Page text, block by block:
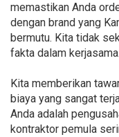
memastikan Anda
dengan brand yang
bermutu. Kita tidak
fakta dalam kerjasama.
Kita memberikan
biaya yang sangat
Anda adalah
kontraktor pemula